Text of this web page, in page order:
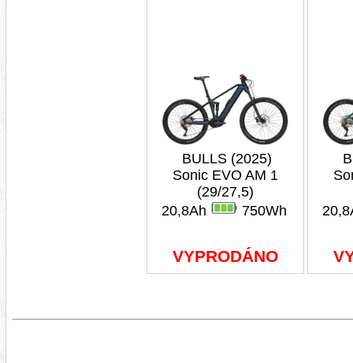
BULLS (2025)
Sonic EVO AM 1
(29/27,5)
20,8Ah
750Wh
VYPRODÁNO